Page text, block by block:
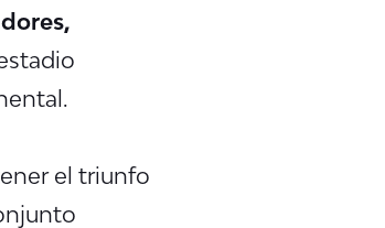
el triunfo